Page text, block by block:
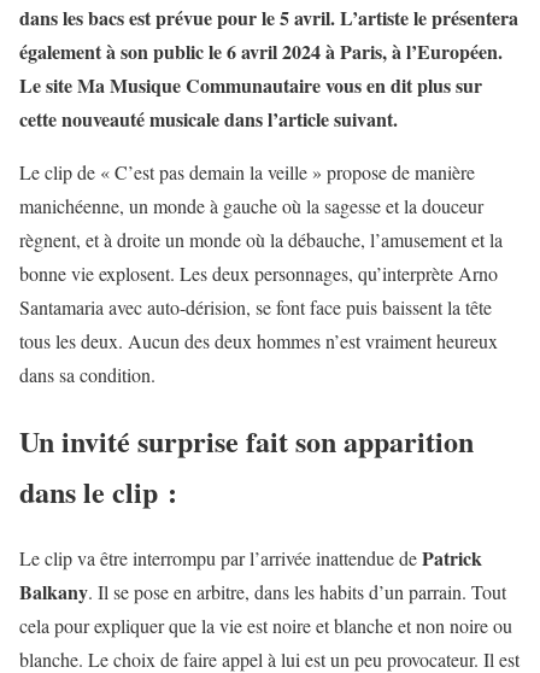
dans les bacs est prévue pour le 5 avril. L’artiste le présentera
également à son public le 6 avril 2024 à Paris, à l’Européen.
Le site Ma Musique Communautaire vous en dit plus sur
cette nouveauté musicale dans l’article suivant.
Le clip de « C’est pas demain la veille » propose de manière
manichéenne, un monde à gauche où la sagesse et la douceur
règnent, et à droite un monde où la débauche, l’amusement et la
bonne vie explosent. Les deux personnages, qu’interprète Arno
Santamaria avec auto-dérision, se font face puis baissent la tête
tous les deux. Aucun des deux hommes n’est vraiment heureux
dans sa condition.
Un invité surprise fait son apparition
dans le clip :
Le clip va être interrompu par l’arrivée inattendue dePatrick
Balkany. Il se pose en arbitre, dans les habits d’un parrain. Tout
cela pour expliquer que la vie est noire et blanche et non noire ou
blanche. Le choix de faire appel à lui est un peu provocateur. Il est